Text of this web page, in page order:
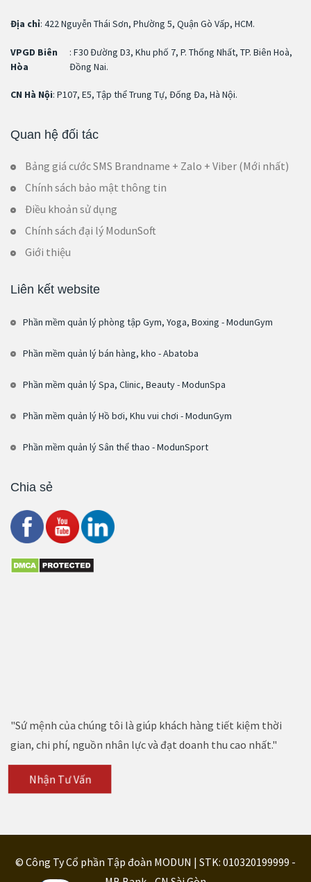
Địa chỉ: 422 Nguyễn Thái Sơn, Phường 5, Quận Gò Vấp, HCM.
VPGD Biên
Hòa
: F30 Đường D3, Khu phố 7, P. Thống Nhất, TP. Biên Hoà,
Đồng Nai.
CN Hà Nội: P107, E5, Tập thể Trung Tự, Đống Đa, Hà Nội.
Quan hệ đối tác
Bảng giá cước SMS Brandname + Zalo + Viber (Mới nhất)
Chính sách bảo mật thông tin
Điều khoản sử dụng
Chính sách đại lý ModunSoft
Giới thiệu
Liên kết website
Phần mềm quản lý phòng tập Gym, Yoga, Boxing - ModunGym
Phần mềm quản lý bán hàng, kho - Abatoba
Phần mềm quản lý Spa, Clinic, Beauty - ModunSpa
Phần mềm quản lý Hồ bơi, Khu vui chơi - ModunGym
Phần mềm quản lý Sân thể thao - ModunSport
Chia sẻ
"Sứ mệnh của chúng tôi là giúp khách hàng tiết kiệm thời
gian, chi phí, nguồn nhân lực và đạt doanh thu cao nhất."
Nhận Tư Vấn
© Công Ty Cổ phần Tập đoàn MODUN | STK: 010320199999 -